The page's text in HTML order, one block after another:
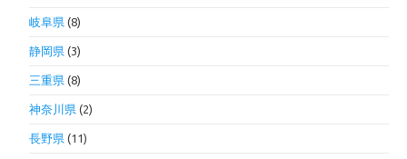
岐阜県 (8)
静岡県 (3)
三重県 (8)
神奈川県 (2)
長野県 (11)